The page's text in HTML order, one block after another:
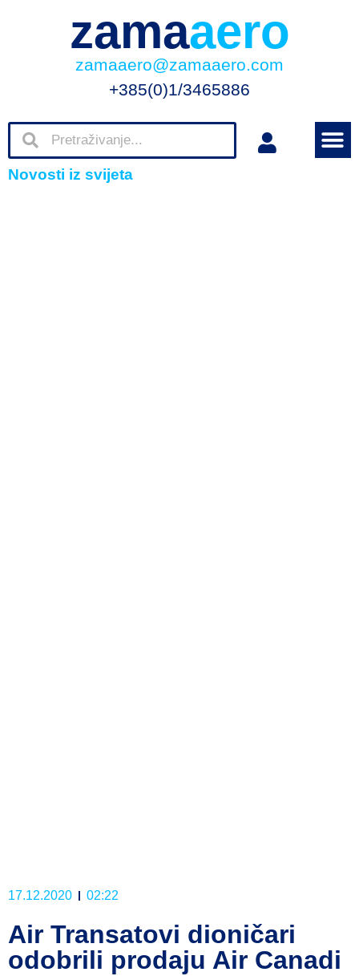
zamaaero
zamaaero@zamaaero.com
+385(0)1/3465886
Novosti iz svijeta
17.12.2020 02:22
Air Transatovi dioničari
odobrili prodaju Air Canadi